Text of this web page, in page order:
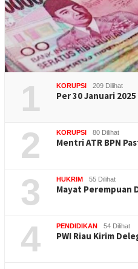
1 KORUPSI 209 Dilihat
Per 30 Januari
2 KORUPSI 80 Dilihat
Mentri ATR BPN
3 HUKRIM 55 Dilihat
Mayat Perempuan
4 PENDIDIKAN 54 Dilihat
PWI Riau Kirim